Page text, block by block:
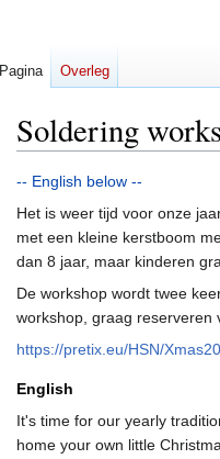
Soldering
Naar
navigatie
springen
Naar
zoeken
springen
-- English below --
Het is weer tijd voor onze
met een kleine kerstboom
dan 8 jaar, maar kinderen
De workshop wordt twee
workshop, graag reserveren
https://pretix.eu/HSN/
English
It's time for our yearly
home your own little
Pagina Overleg